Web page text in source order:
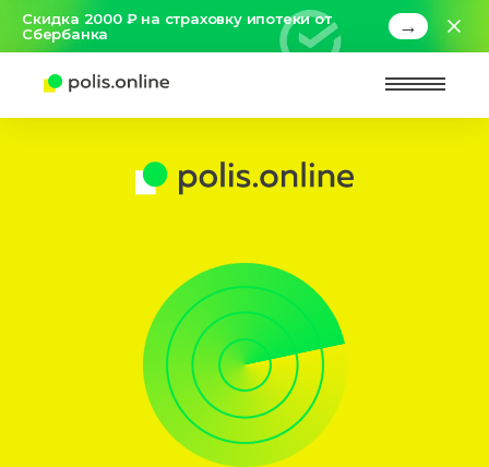
Скидка 2000 ₽ на страховку ипотеки от
Сбербанка
→